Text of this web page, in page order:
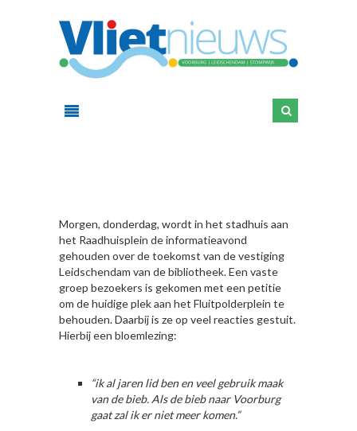
Morgen, donderdag, wordt in het stadhuis aan
het Raadhuisplein de informatieavond
gehouden over de toekomst van de vestiging
Leidschendam van de bibliotheek. Een vaste
groep bezoekers is gekomen met een petitie
om de huidige plek aan het Fluitpolderplein te
behouden. Daarbij is ze op veel reacties gestuit.
Hierbij een bloemlezing:
“ik al jaren lid ben en veel gebruik maak
van de bieb. Als de bieb naar Voorburg
gaat zal ik er niet meer komen.”